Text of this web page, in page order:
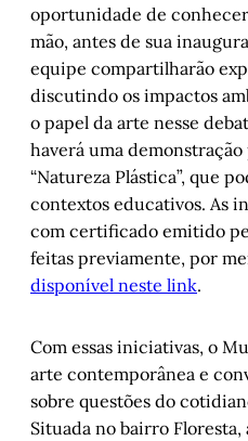
oportunidade de
mão, antes de sua
equipe compartilharão
discutindo os impactos
o papel da arte nesse
haverá uma
“Natureza Plástica”, que
contextos educativos. As
com certificado emitido
feitas previamente, por
disponível neste link.
Com essas iniciativas, o
arte contemporânea e
sobre questões do
Situada no bairro Floresta,